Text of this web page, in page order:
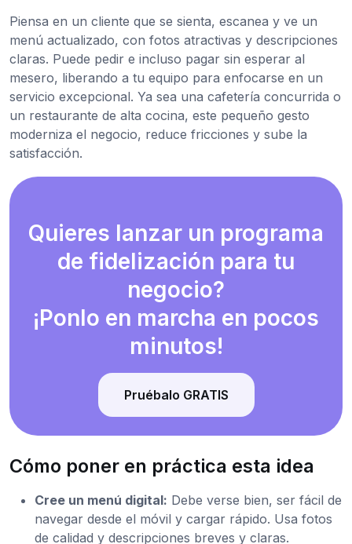
Piensa en un cliente que se sienta, escanea y ve un
menú actualizado, con fotos atractivas y descripciones
claras. Puede pedir e incluso pagar sin esperar al
mesero, liberando a tu equipo para enfocarse en un
servicio excepcional. Ya sea una cafetería concurrida o
un restaurante de alta cocina, este pequeño gesto
moderniza el negocio, reduce fricciones y sube la
satisfacción.
Quieres lanzar un programa
de fidelización para tu
negocio?
¡Ponlo en marcha en pocos
minutos!
Pruébalo GRATIS
Cómo poner en práctica esta idea
Cree un menú digital: Debe verse bien, ser fácil de
navegar desde el móvil y cargar rápido. Usa fotos
de calidad y descripciones breves y claras.